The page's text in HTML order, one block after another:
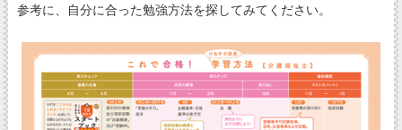
参考に、自分に合った勉強方法を探してみてください。